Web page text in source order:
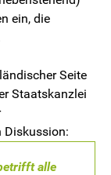
ein, die
Seite
Staatskanzlei
Diskussion:
alle